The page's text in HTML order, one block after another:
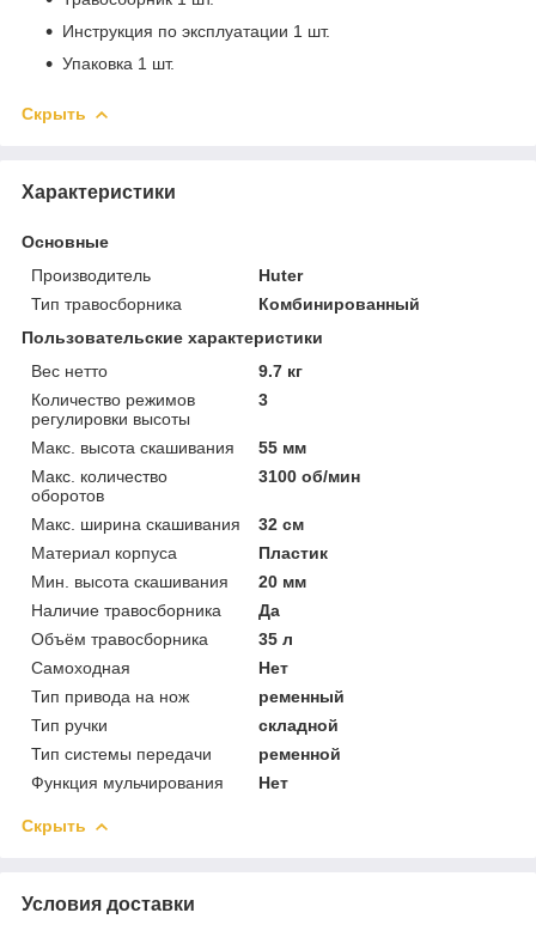
Инструкция по эксплуатации 1 шт.
Упаковка 1 шт.
Скрыть
Характеристики
Основные
Производитель
Huter
Тип травосборника
Комбинированный
Пользовательские характеристики
Вес нетто
9.7 кг
Количество режимов
регулировки высоты
3
Макс. высота скашивания
55 мм
Макс. количество
оборотов
3100 об/мин
Макс. ширина скашивания
32 см
Материал корпуса
Пластик
Мин. высота скашивания
20 мм
Наличие травосборника
Да
Объём травосборника
35 л
Самоходная
Нет
Тип привода на нож
ременный
Тип ручки
складной
Тип системы передачи
ременной
Функция мульчирования
Нет
Скрыть
Условия доставки